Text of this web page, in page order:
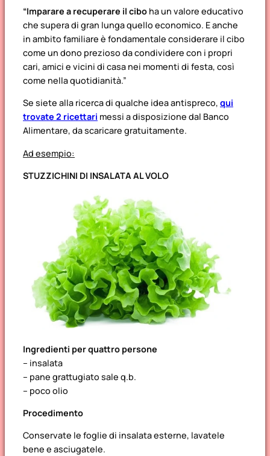
“Imparare a recuperare il cibo ha un valore educativo
che supera di gran lunga quello economico. E anche
in ambito familiare è fondamentale considerare il cibo
come un dono prezioso da condividere con i propri
cari, amici e vicini di casa nei momenti di festa, così
come nella quotidianità.”
Se siete alla ricerca di qualche idea antispreco, qui
trovate 2 ricettari messi a disposizione dal Banco
Alimentare, da scaricare gratuitamente.
Ad esempio:
STUZZICHINI DI INSALATA AL VOLO
Ingredienti per quattro persone
– insalata
– pane grattugiato sale q.b.
– poco olio
Procedimento
Conservate le foglie di insalata esterne, lavatele
bene e asciugatele.